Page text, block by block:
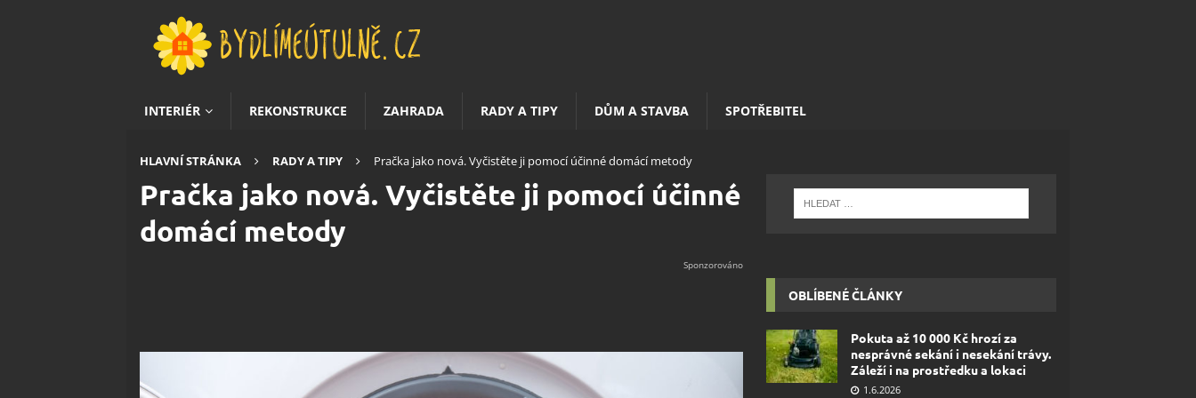
INTERIÉR REKONSTRUKCE ZAHRADA RADY A TIPY DŮM A STAVBA SPOTŘEBITEL
HLAVNÍ STRÁNKA RADY A TIPY Pračka jako nová. Vyčistěte ji pomocí účinné domácí metody
Pračka jako nová. Vyčistěte ji pomocí účinné
domácí metody
OBLÍBENÉ ČLÁNKY
Pokuta až 10 000 Kč hrozí za
nesprávné sekání i nesekání trávy.
Záleží i na prostředku a lokaci
1.6.2026